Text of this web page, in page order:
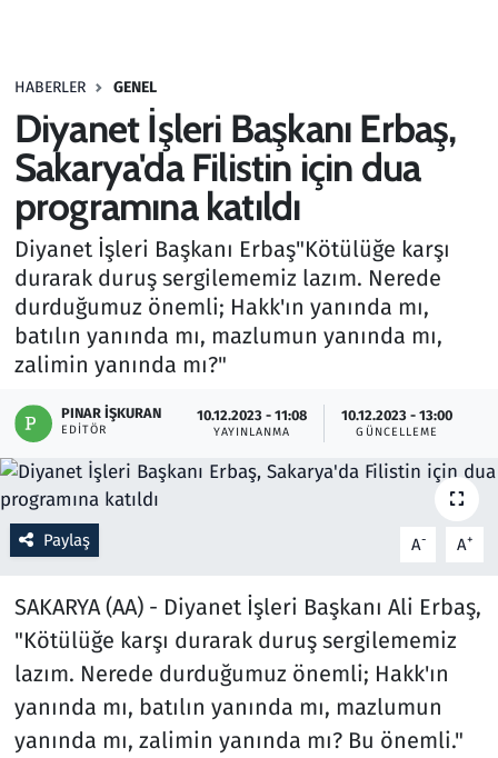
HABERLER GENEL
Diyanet İşleri Başkanı Erbaş,
Sakarya'da Filistin için dua
programına katıldı
Diyanet İşleri Başkanı Erbaş"Kötülüğe karşı
durarak duruş sergilememiz lazım. Nerede
durduğumuz önemli; Hakk'ın yanında mı,
batılın yanında mı, mazlumun yanında mı,
zalimin yanında mı?"
PINAR İŞKURAN
EDITÖR
10.12.2023 - 11:08
YAYINLANMA
10.12.2023 - 13:00
GÜNCELLEME
Paylaş A- A+
SAKARYA (AA) - Diyanet İşleri Başkanı Ali Erbaş,
"Kötülüğe karşı durarak duruş sergilememiz
lazım. Nerede durduğumuz önemli; Hakk'ın
yanında mı, batılın yanında mı, mazlumun
yanında mı, zalimin yanında mı? Bu önemli."
Haber
Kültür Sanat
Kurumsal Haberler
Lezzet Durağı
Memur ve Kamu
Otomobil
Oyun
Ramazan
Resmi İlanlar
Rüya Tabirleri
Sağlık
Savunma Sanayi